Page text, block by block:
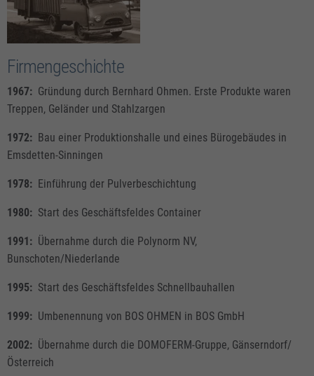
Firmengeschichte
1967: Gründung durch Bernhard Ohmen. Erste Produkte waren
Treppen, Geländer und Stahlzargen
1972: Bau einer Produktionshalle und eines Bürogebäudes in
Emsdetten-Sinningen
1978: Einführung der Pulverbeschichtung
1980: Start des Geschäftsfeldes Container
1991: Übernahme durch die Polynorm NV,
Bunschoten/Niederlande
1995: Start des Geschäftsfeldes Schnellbauhallen
1999: Umbenennung von BOS OHMEN in BOS GmbH
2002: Übernahme durch die DOMOFERM-Gruppe, Gänserndorf/
Österreich